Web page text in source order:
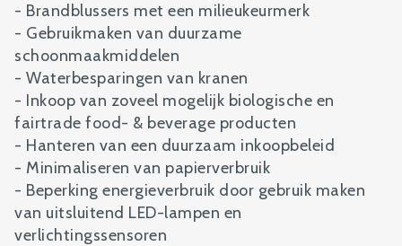
- Brandblussers met een milieukeurmerk
- Gebruikmaken van duurzame
schoonmaakmiddelen
- Waterbesparingen van kranen
- Inkoop van zoveel mogelijk biologische en
fairtrade food- & beverage producten
- Hanteren van een duurzaam inkoopbeleid
- Minimaliseren van papierverbruik
- Beperking energieverbruik door gebruik maken
van uitsluitend LED-lampen en
verlichtingssensoren